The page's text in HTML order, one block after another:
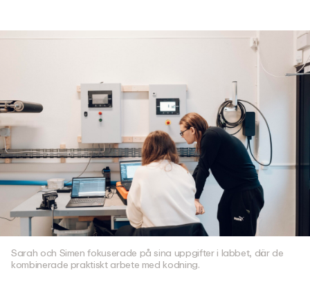
Sarah och Simen fokuserade på sina uppgifter i labbet, där de
kombinerade praktiskt arbete med kodning.